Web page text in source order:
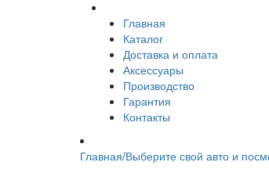
Главная
Каталог
Доставка и оплата
Аксессуары
Производство
Гарантия
Контакты
Главная/Выберите свой авто и